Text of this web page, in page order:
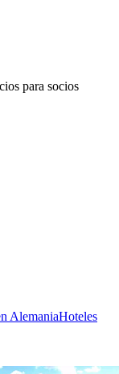
para socios
AlemaniaHoteles